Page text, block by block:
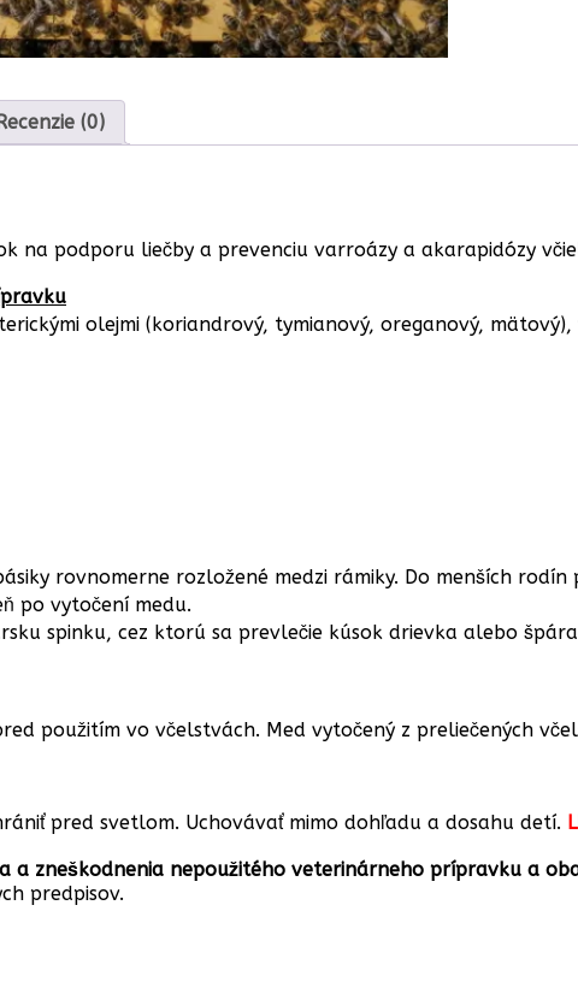
(0)
na podporu liečby a prevenciu varroázy a akarapidózy
olejmi (koriandrový, tymianový, oreganový,
rovnomerne rozložené medzi rámiky. Do menších
po vytočení medu.
spinku, cez ktorú sa prevlečie kúsok drievka alebo
použitím vo včelstvách. Med vytočený z preliečených
pred svetlom. Uchovávať mimo dohľadu a dosahu detí.
a zneškodnenia nepoužitého veterinárneho prípravku a
predpisov.